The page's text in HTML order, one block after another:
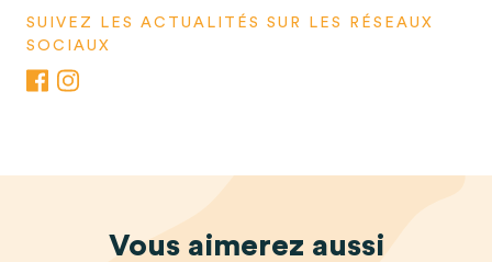
SUIVEZ LES ACTUALITÉS SUR LES RÉSEAUX
SOCIAUX
Vous aimerez aussi